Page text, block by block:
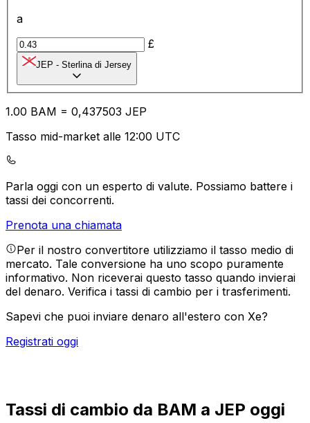
a
£
JEP - Sterlina di Jersey
1.00 BAM = 0,437503 JEP
Tasso mid-market alle 12:00 UTC
Parla oggi con un esperto di valute. Possiamo battere i
tassi dei concorrenti.
Prenota una chiamata
Per il nostro convertitore utilizziamo il tasso medio di
mercato. Tale conversione ha uno scopo puramente
informativo. Non riceverai questo tasso quando invierai
del denaro. Verifica i tassi di cambio per i trasferimenti.
Sapevi che puoi inviare denaro all'estero con Xe?
Registrati oggi
Tassi di cambio da BAM a JEP oggi